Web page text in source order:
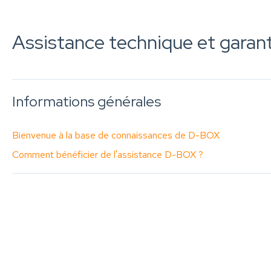
Assistance technique et
Informations générales
Bienvenue à la base de connaissances de D-BOX
Comment bénéficier de l'assistance D-BOX ?